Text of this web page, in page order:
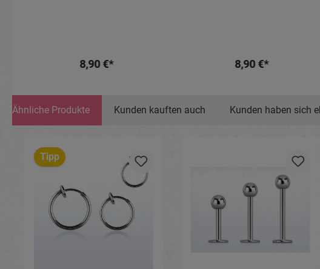
8,90 €* 8,90 €*
Ähnliche Produkte Kunden kauften auch Kunden haben sich
Tipp